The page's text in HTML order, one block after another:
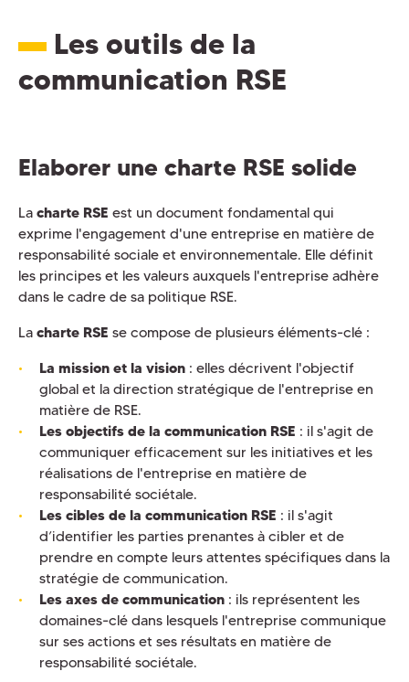
Les outils de la
communication RSE
Elaborer une charte RSE solide
La charte RSE est un document fondamental qui
exprime l'engagement d'une entreprise en matière de
responsabilité sociale et environnementale. Elle définit
les principes et les valeurs auxquels l'entreprise adhère
dans le cadre de sa politique RSE.
La charte RSE se compose de plusieurs éléments-clé :
La mission et la vision : elles décrivent l'objectif
global et la direction stratégique de l'entreprise en
matière de RSE.
Les objectifs de la communication RSE : il s'agit de
communiquer efficacement sur les initiatives et les
réalisations de l'entreprise en matière de
responsabilité sociétale.
Les cibles de la communication RSE : il s'agit
d’identifier les parties prenantes à cibler et de
prendre en compte leurs attentes spécifiques dans la
stratégie de communication.
Les axes de communication : ils représentent les
domaines-clé dans lesquels l'entreprise communique
sur ses actions et ses résultats en matière de
responsabilité sociétale.